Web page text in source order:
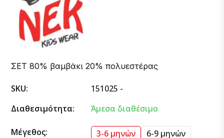
ΣΕΤ 80% βαμβάκι 20% πολυεστέρας
SKU:
151025 -
Διαθεσιμότητα:
Άμεσα διαθέσιμο
Μέγεθος: 3-6 μηνών
6-9 μηνών